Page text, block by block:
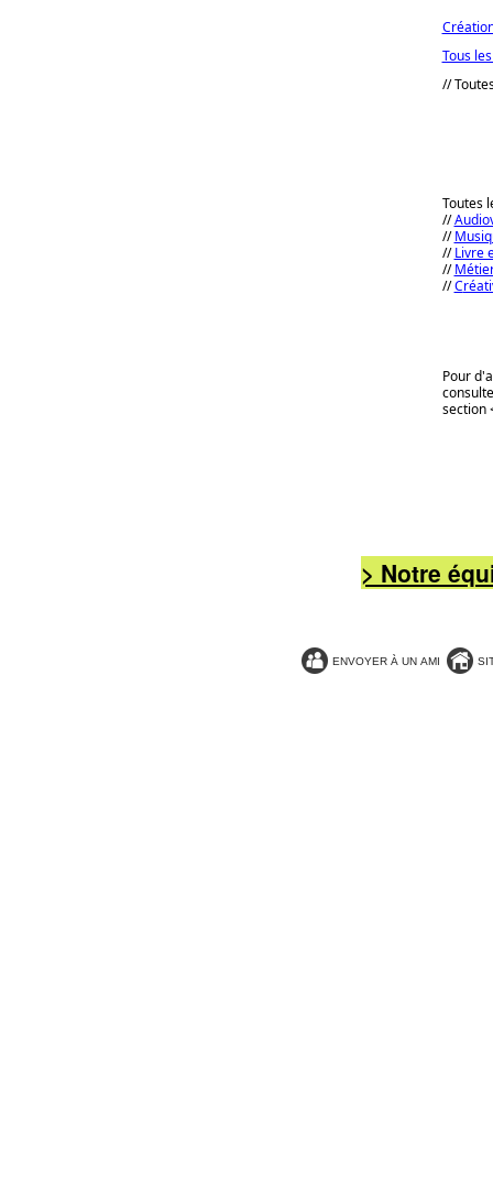
Tous
//
Toutes
//
//
//Livre
//
//C
Pour
section
> Notre
ENVOYER À UN AMI